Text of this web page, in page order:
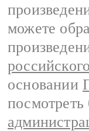
можете
основании